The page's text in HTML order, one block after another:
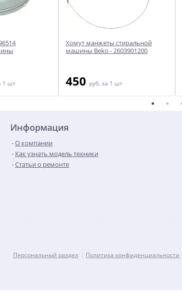
1 шт
Хомут манжеты стиральной
машины Beko - 2603901200
450 руб. за 1 шт
Информация
О компании
Как узнать модель техники
Статьи о ремонте
Персональный раздел Политика конфиденциальности